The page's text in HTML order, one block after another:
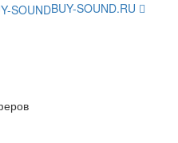
BUY-SOUND.RU